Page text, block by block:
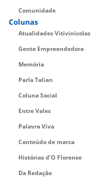
Comunidade
Colunas
Atualidades Vitivinícolas
Gente Empreendedora
Memória
Parla Talian
Coluna Social
Entre Vales
Palavra Viva
Conteúdo de marca
Histórias d’O Florense
Da Redação